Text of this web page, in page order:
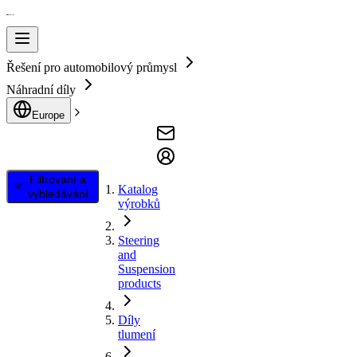
Řešení pro automobilový průmysl
Náhradní díly
Europe
Filtrování a
vyhledávání
Katalog
výrobků
Steering
and
Suspension
products
Díly
tlumení